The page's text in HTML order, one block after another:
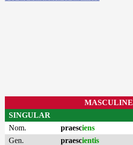
MASCULINE
SINGULAR
Nom.
praesciens
Gen.
praescientis